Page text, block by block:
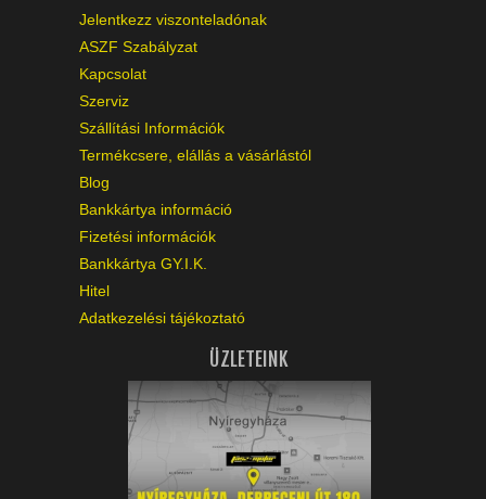
Jelentkezz viszonteladónak
ASZF Szabályzat
Kapcsolat
Szerviz
Szállítási Információk
Termékcsere, elállás a vásárlástól
Blog
Bankkártya információ
Fizetési információk
Bankkártya GY.I.K.
Hitel
Adatkezelési tájékoztató
ÜZLETEINK